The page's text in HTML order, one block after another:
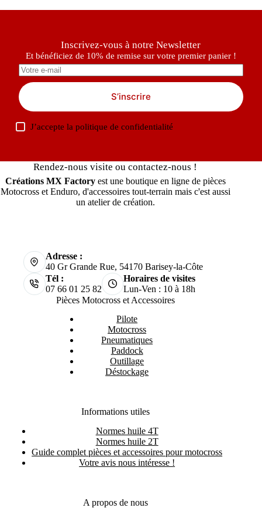
Inscrivez-vous à notre Newsletter
Et bénéficiez de 10% de remise sur votre premier panier !
S’inscrire
J’accepte lapolitique de confidentialité
Rendez-nous visite ou contactez-nous !
Créations MX Factoryest une boutique en ligne de pièces
Motocross et Enduro, d'accessoires tout-terrain mais c'est aussi
un atelier de création.
Adresse :
40 Gr Grande Rue, 54170 Barisey-la-Côte
Tél :
07 66 01 25 82
Horaires de visites
Lun-Ven : 10 à 18h
Pièces Motocross et Accessoires
Pilote
Motocross
Pneumatiques
Paddock
Outillage
Déstockage
Informations utiles
Normes huile 4T
Normes huile 2T
Guide complet pièces et accessoires pour motocross
Votre avis nous intéresse !
A propos de nous